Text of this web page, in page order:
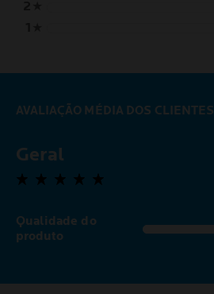
AVALIAÇÃO MÉDIA DOS CLIENTES
Geral
5,0 out of 5 stars
Qualidade do
produto
0,0 out of 5 stars